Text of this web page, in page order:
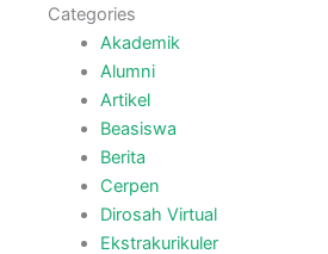
Categories
Akademik
Alumni
Artikel
Beasiswa
Berita
Cerpen
Dirosah Virtual
Ekstrakurikuler